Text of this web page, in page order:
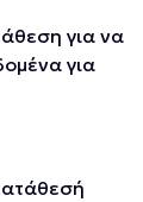
για να
για